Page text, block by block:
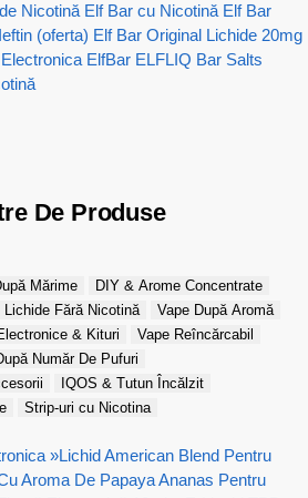
Nicotină Elf Bar cu Nicotină Elf Bar
(oferta) Elf Bar Original Lichide 20mg
ElfBar ELFLIQ Bar Salts
De Produse
Mărime
DIY & Arome Concentrate
Lichide Fără Nicotină
Vape După Aromă
& Kituri
Vape Reîncărcabil
Număr De Pufuri
IQOS & Tutun Încălzit
Strip-uri cu Nicotina
»Lichid American Blend Pentru
Aroma De Papaya Ananas Pentru